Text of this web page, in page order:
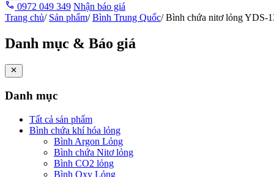
0972 049 349 Nhận báo giá
Trang chủ/ Sản phẩm/ Bình Trung Quốc/ Bình chứa nitơ lỏng YDS-
Danh mục & Báo giá
Danh mục
Tất cả sản phẩm
Bình chứa khí hóa lỏng
Bình Argon Lỏng
Bình chứa Nitơ lỏng
Bình CO2 lỏng
Bình Oxy Lỏng